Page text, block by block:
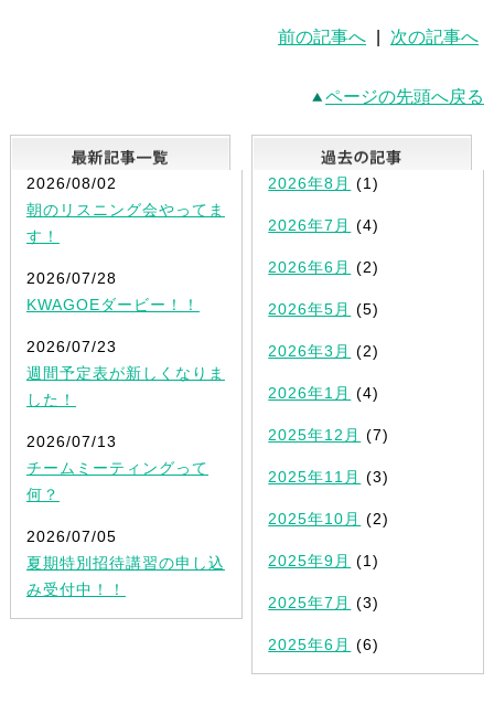
前の記事へ 次の記事へ
ページの先頭へ戻る
最新記事一覧
2026/08/02
朝のリスニング会やってま
す！
2026/07/28
KWAGOEダービー！！
2026/07/23
週間予定表が新しくなりま
した！
2026/07/13
チームミーティングって
何？
2026/07/05
夏期特別招待講習の申し込
み受付中！！
2026年8月 (1)
2026年7月 (4)
2026年6月 (2)
2026年5月 (5)
2026年3月 (2)
2026年1月 (4)
2025年12月 (7)
2025年11月 (3)
2025年10月 (2)
2025年9月 (1)
2025年7月 (3)
2025年6月 (6)